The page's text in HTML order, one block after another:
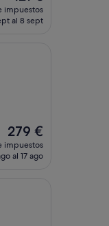
precio
actual
impuestos
al 8 sept
El
precio
actual
279 €
impuestos
al 17 ago